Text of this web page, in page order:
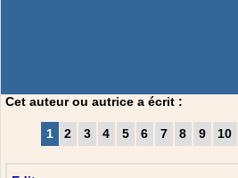
Cet auteur ou autrice a écrit :
1 2 3 4 5 6 7 8 9 10